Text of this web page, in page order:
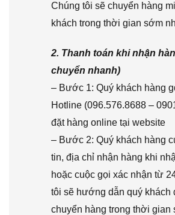
Chúng tôi sẽ chuyển hàng
khách trong thời gian sớm
2. Thanh toán khi nhận
chuyển nhanh)
– Bước 1: Quý khách hàng
Hotline (096.576.8688 –
đặt hàng online tại website
– Bước 2: Quý khách hàng
tin, địa chỉ nhận hàng khi
hoặc cuộc gọi xác nhận từ
tôi sẽ hướng dẫn quý khách
chuyển hàng trong thời gian